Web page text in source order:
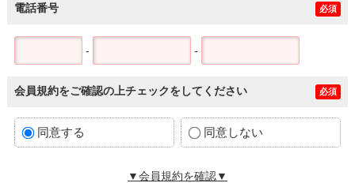
電話番号 必須
- -
会員規約をご確認の上チェックをしてください 必須
同意する 同意しない
▼会員規約を確認▼